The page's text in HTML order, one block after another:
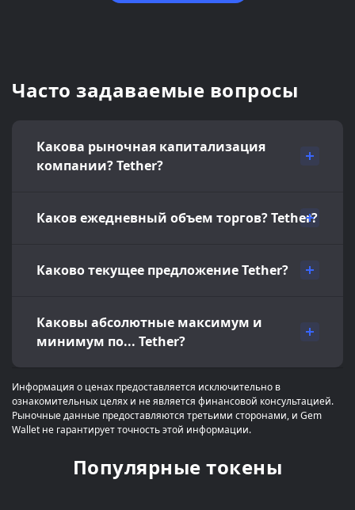
Часто задаваемые вопросы
Какова рыночная капитализация
компании? Tether?
Каков ежедневный объем торгов? Tether?
Каково текущее предложение Tether?
Каковы абсолютные максимум и
минимум по... Tether?
Информация о ценах предоставляется исключительно в
ознакомительных целях и не является финансовой консультацией.
Рыночные данные предоставляются третьими сторонами, и Gem
Wallet не гарантирует точность этой информации.
Популярные токены